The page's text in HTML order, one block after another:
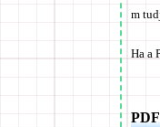
m
Ha a